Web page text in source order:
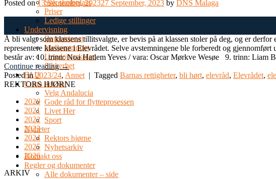
Søk skoleplass
Priser
Ledige stillinger
Undervisning
Barnetrinnet
Mellomtrinnet
Ungdomsskolen
Sikkerhet
FAU
Costa del Sol
Velg Andalucia
Gode råd for flytteprosessen
Livet Her
Sport
Nyheter
Rektors hjørne
Nyhetsarkiv
Kontakt oss
Regler og dokumenter
Alle dokumenter – side
Posted on13 September, 202327 September, 2023 by DNS Malaga
Å bli valgt som klassens tillitsvalgte, er bevis på at klassen stoler på deg, og er
representere klassene i Elevrådet. Selve avstemningene ble forberedt og
består av: 10. trinn: Noa Hatlem Yeves / vara: Oscar Mørkve Wesøe 9. trinn:
Continue reading→
Posted in2023/24, Annet | Tagged Barnas rettigheter, bli hørt, elevråd, Elevrådet,
REKTORS HJØRNE
2020
2021
2022
2023
2024
2025
2026
ARKIV